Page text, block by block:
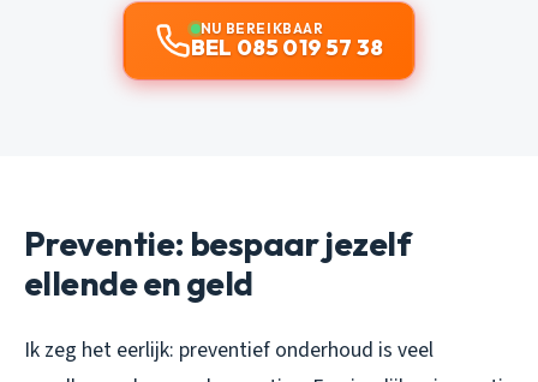
NU BEREIKBAAR
BEL 085 019 57 38
Preventie: bespaar jezelf
ellende en geld
Ik zeg het eerlijk: preventief onderhoud is veel